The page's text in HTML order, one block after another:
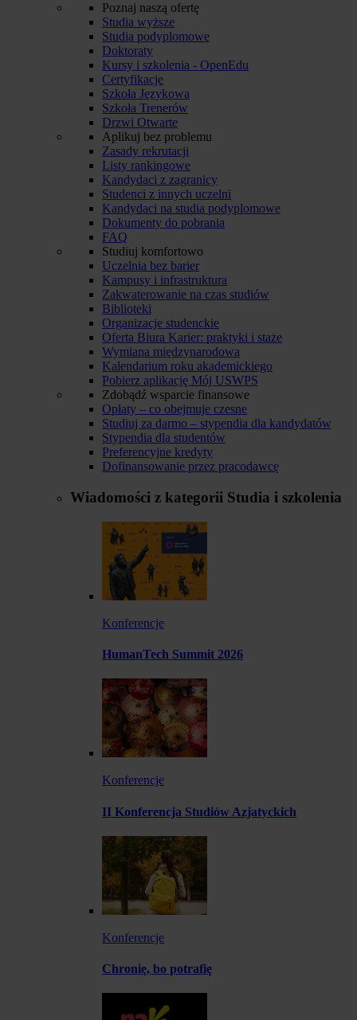
Poznaj naszą ofertę
Studia wyższe
Studia podyplomowe
Doktoraty
Kursy i szkolenia - OpenEdu
Certyfikacje
Szkoła Językowa
Szkoła Trenerów
Drzwi Otwarte
Aplikuj bez problemu
Zasady rekrutacji
Listy rankingowe
Kandydaci z zagranicy
Studenci z innych uczelni
Kandydaci na studia podyplomowe
Dokumenty do pobrania
FAQ
Studiuj komfortowo
Uczelnia bez barier
Kampusy i infrastruktura
Zakwaterowanie na czas studiów
Biblioteki
Organizacje studenckie
Oferta Biura Karier: praktyki i staże
Wymiana międzynarodowa
Kalendarium roku akademickiego
Pobierz aplikację Mój USWPS
Zdobądź wsparcie finansowe
Opłaty – co obejmuje czesne
Studiuj za darmo – stypendia dla kandydatów
Stypendia dla studentów
Preferencyjne kredyty
Dofinansowanie przez pracodawcę
Wiadomości z kategorii Studia i szkolenia
Konferencje
HumanTech Summit 2026
Konferencje
II Konferencja Studiów Azjatyckich
Konferencje
Chronię, bo potrafię